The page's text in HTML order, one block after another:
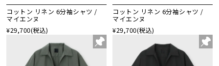
コットン リネン 6分袖シャツ /
マイエンヌ
¥29,700(税込)
コットン リネン 6分袖シャツ /
マイエンヌ
¥29,700(税込)